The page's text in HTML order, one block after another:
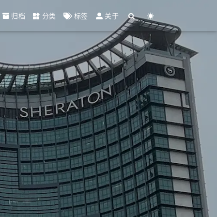
归档 分类 标签 关于